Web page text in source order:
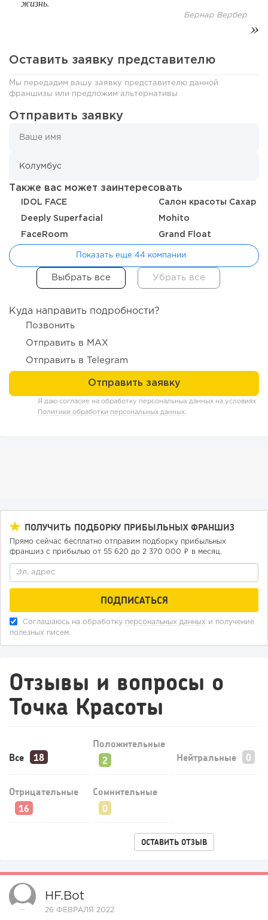
Отзыв SSL-сертификатов у банков: как это влияет на
российский...
«Прибыль 20 млн в год, а я ездил на метро»: куда в
интернет-магазине...
138 9 1
Конференции августа 2026: лучшие мероприятия месяца
для бизнеса,...
жизнь.
Бернар Вербер
Оставить заявку представителю
Мы передадим вашу заявку представителю данной
франшизы или предложим альтернативы
Отправить заявку
Также вас может заинтересовать
IDOL FACE Салон красоты Сахар
Deeply Superfacial Mohito
FaceRoom Grand Float
Показать еще 44 компании
Куда направить подробности?
Позвонить
Отправить в MAX
Отправить в Telegram
Я даю согласие на обработку персональных данных на условиях
Политики обработки персональных данных.
ПОЛУЧИТЬ ПОДБОРКУ ПРИБЫЛЬНЫХ ФРАНШИЗ
Прямо сейчас бесплатно отправим подборку прибыльных
франшиз с прибылью от 55 620 до 2 370 000 ₽ в месяц.
Соглашаюсь на обработку персональных данных и получение
полезных писем.
Отзывы и вопросы о
Точка Красоты
Все
Положительные
Нейтральные
Отрицательные Сомнительные
ОСТАВИТЬ ОТЗЫВ
HF.bot
26 ФЕВРАЛЯ 2022